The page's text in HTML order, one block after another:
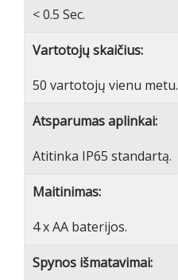
< 0.5 Sec.
Vartotojų skaičius:
50 vartotojų vienu metu.
Atsparumas aplinkai:
Atitinka IP65 standartą.
Maitinimas:
4 x AA baterijos.
Spynos išmatavimai: